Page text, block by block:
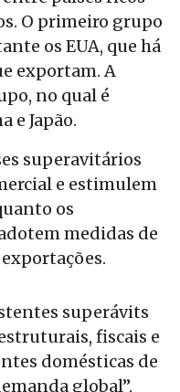
O primeiro grupo
os EUA, que há
exportam. A
no qual é
e Japão.
superavitários
e estimulem
os
medidas de
superávits
fiscais e
domésticas de
global”,